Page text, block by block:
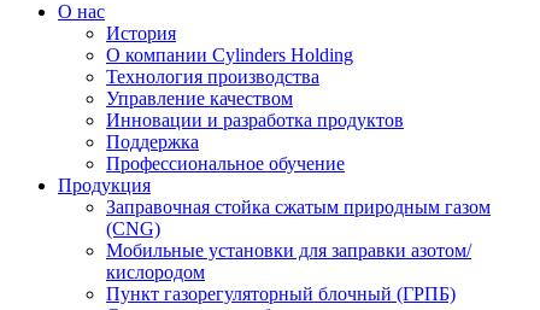
О нас
История
О компании Cylinders Holding
Технология производства
Управление качеством
Инновации и разработка продуктов
Поддержка
Профессиональное обучение
Продукция
Заправочная стойка сжатым природным газом
(CNG)
Мобильные установки для заправки азотом/
кислородом
Пункт газорегуляторный блочный (ГРПБ)